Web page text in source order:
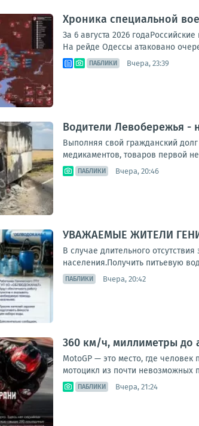
Хроника специальной
За 6 августа 2026
На рейде Одессы атаковано
ПАБЛИКИ Вчера, 23:39
Водители Левобережья -
Выполняя свой гражданский
медикаментов, товаров первой
ПАБЛИКИ Вчера, 20:46
УВАЖАЕМЫЕ ЖИТЕЛИ
В случае длительного
населения.Получить питьевую
ПАБЛИКИ Вчера, 20:42
360 км/ч, миллиметры до
MotoGP — это место, где
мотоцикл из почти невозможных
ПАБЛИКИ Вчера, 21:24